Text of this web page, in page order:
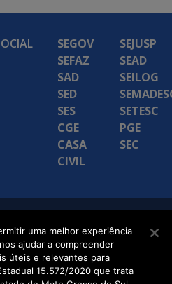
SEGOV
SEFAZ
SAD
SED
SES
CGE
CASA
CIVIL
SEJUSP
SEAD
SEILOG
SETESC
PGE
SEC
uma melhor experiência
ajudar a compreender
úteis e relevantes para
15.572/2020 que trata